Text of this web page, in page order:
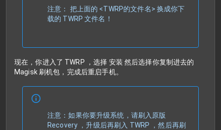
注意： 把上面的 <TWRP的文件名> 换成你下
载的 TWRP 文件名！
现在，你进入了 TWRP ，选择 安装 然后选择你复制进去的
Magisk 刷机包，完成后重启手机。
注意：如果你要升级系统，请刷入原版
Recovery ，升级后再刷入 TWRP ，然后再刷